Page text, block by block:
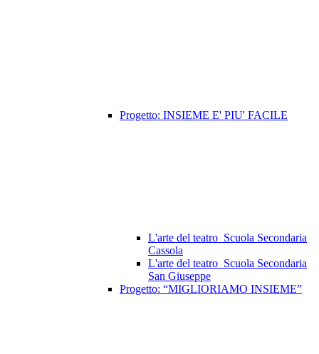
Progetto: INSIEME E' PIU' FACILE
L'arte del teatro_Scuola Secondaria
Cassola
L'arte del teatro_Scuola Secondaria
San Giuseppe
Progetto: “MIGLIORIAMO INSIEME”